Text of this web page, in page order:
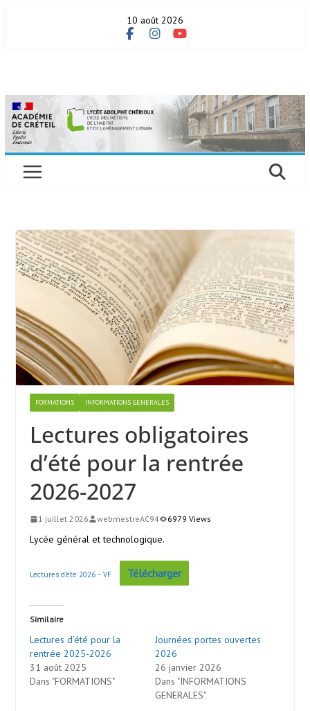
10 août 2026
FORMATIONS INFORMATIONS GENERALES
Lectures obligatoires
d’été pour la rentrée
2026-2027
1 juillet 2026 webmestreAC94 6979 Views
Lycée général et technologique.
Lectures d’été 2026 – VF Télécharger
Similaire
Lectures d’été pour la
rentrée 2025-2026
31 août 2025
Dans "FORMATIONS"
Journées portes ouvertes
2026
26 janvier 2026
Dans "INFORMATIONS
GENERALES"